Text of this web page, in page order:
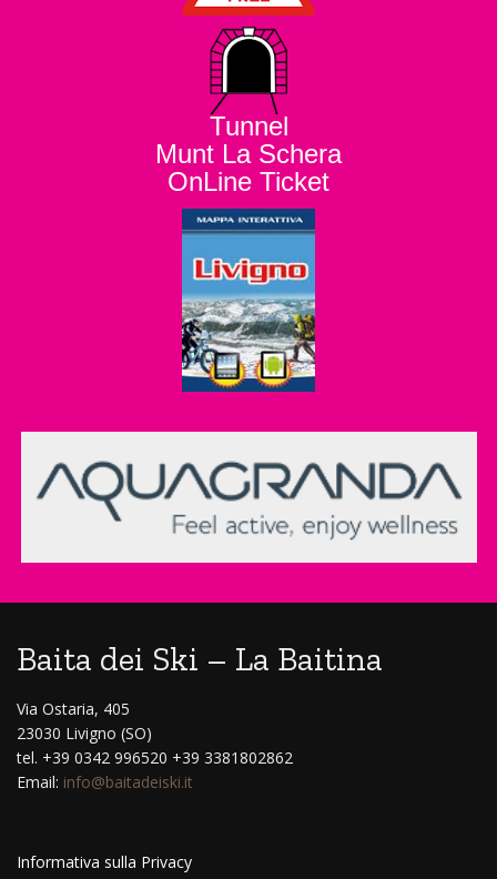
Tunnel
Munt La Schera
OnLine Ticket
Baita dei Ski – La Baitina
Via Ostaria, 405
23030 Livigno (SO)
tel. +39 0342 996520 +39 3381802862
Email: info@baitadeiski.it
Informativa sulla Privacy